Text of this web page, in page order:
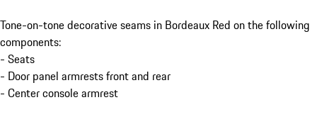
Tone-on-tone decorative seams in Bordeaux Red on the following
components:
- Seats
- Door panel armrests front and rear
- Center console armrest